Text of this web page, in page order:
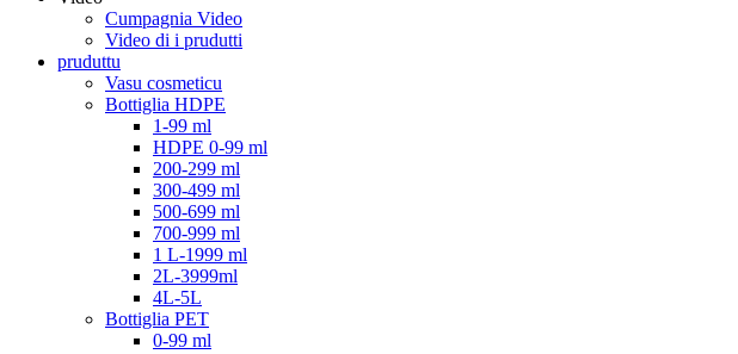
Cumpagnia Video
Video di i prudutti
pruduttu
Vasu cosmeticu
Bottiglia HDPE
1-99 ml
HDPE 0-99 ml
200-299 ml
300-499 ml
500-699 ml
700-999 ml
1 L-1999 ml
2L-3999ml
4L-5L
Bottiglia PET
0-99 ml